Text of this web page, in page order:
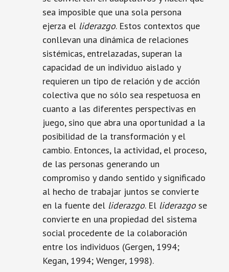
sea imposible que una sola persona
ejerza el liderazgo. Estos contextos que
conllevan una dinámica de relaciones
sistémicas, entrelazadas, superan la
capacidad de un individuo aislado y
requieren un tipo de relación y de acción
colectiva que no sólo sea respetuosa en
cuanto a las diferentes perspectivas en
juego, sino que abra una oportunidad a la
posibilidad de la transformación y el
cambio. Entonces, la actividad, el proceso,
de las personas generando un
compromiso y dando sentido y significado
al hecho de trabajar juntos se convierte
en la fuente del liderazgo. El liderazgose
convierte en una propiedad del sistema
social procedente de la colaboración
entre los individuos (Gergen, 1994;
Kegan, 1994; Wenger, 1998).